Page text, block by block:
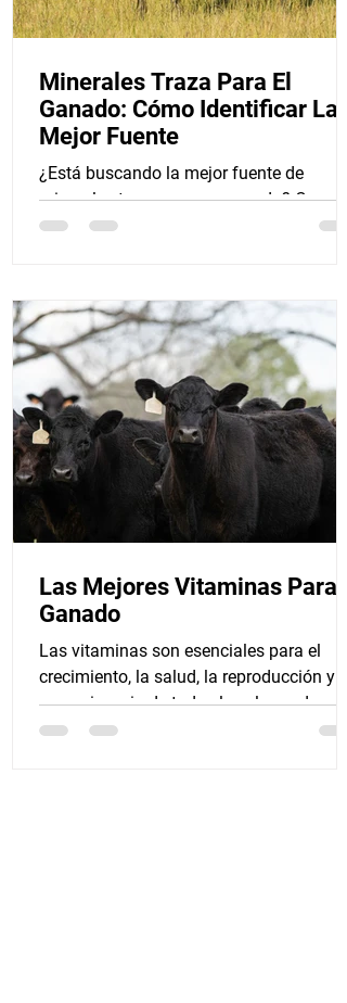
Minerales Traza Para El
Ganado: Cómo Identificar La
Mejor Fuente
¿Está buscando la mejor fuente de
minerales traza para su ganado? Cuando
se trata de minerales traza como el zinc,
Las Mejores Vitaminas Para
Ganado
Las vitaminas son esenciales para el
crecimiento, la salud, la reproducción y la
supervivencia de todas las clases de
ganado. Las...